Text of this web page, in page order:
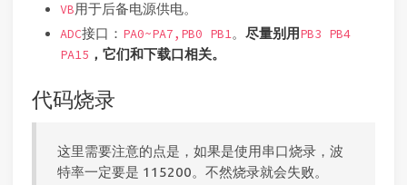
VB用于后备电源供电。
ADC接口： PA0~PA7,PB0 PB1。 尽量别用PB3 PB4
PA15 ，它们和下载口相关。
代码烧录
这里需要注意的点是，如果是使用串口烧录，波
特率一定要是 115200。不然烧录就会失败。